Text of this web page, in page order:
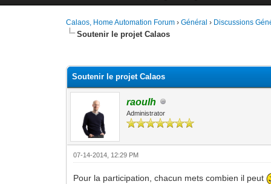
Calaos, Home Automation Forum ›Général › Discussions
Soutenir le projet Calaos
Soutenir le projet Calaos
raoulh
Administrator
07-14-2014, 12:29 PM
Pour la participation, chacun mets combien il peut